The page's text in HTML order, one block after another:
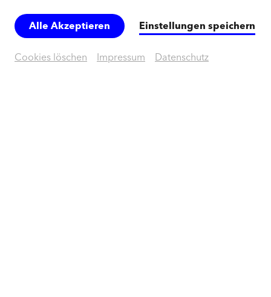
Alle Akzeptieren Einstellungen speichern
Cookies löschen Impressum Datenschutz